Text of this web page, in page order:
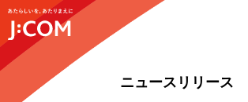
ニュースリリース